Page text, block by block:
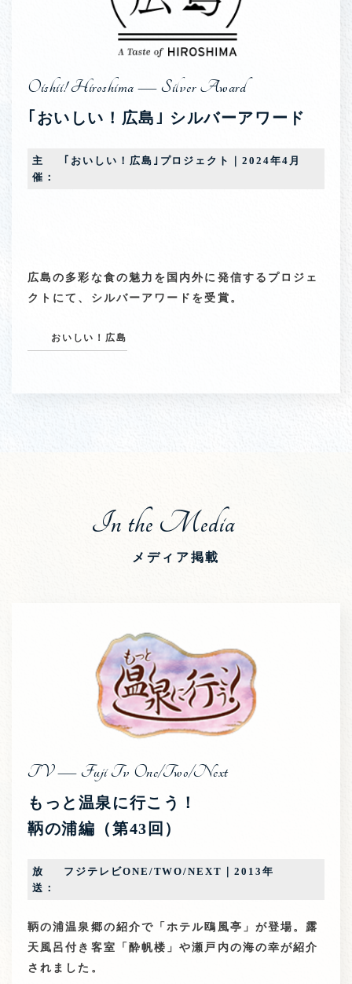
Oishii! Hiroshima — Silver Award
｢おいしい！広島｣ シルバーアワード
主
催：
｢おいしい！広島｣プロジェクト｜2024年4月
広島の多彩な食の魅力を国内外に発信するプロジェ
クトにて、シルバーアワードを受賞。
おいしい！広島
In the Media
メディア掲載
TV — Fuji Tv One/Two/Next
もっと温泉に行こう！
鞆の浦編（第43回）
放
送：
フジテレビONE/TWO/NEXT｜2013年
鞆の浦温泉郷の紹介で「ホテル鴎風亭」が登場。露
天風呂付き客室「酔帆楼」や瀬戸内の海の幸が紹介
されました。